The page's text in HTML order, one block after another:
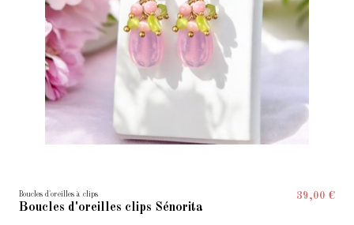
Boucles d'oreilles à clips
Boucles d'oreilles clips Sénorita
39,00 €